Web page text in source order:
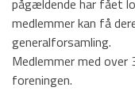
HOVEDMENU
Hovedafdeling
Badminton
pågældende har fået
medlemmer kan få
generalforsamling.
Medlemmer med over
foreningen.